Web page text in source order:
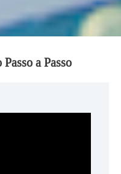
a Passo